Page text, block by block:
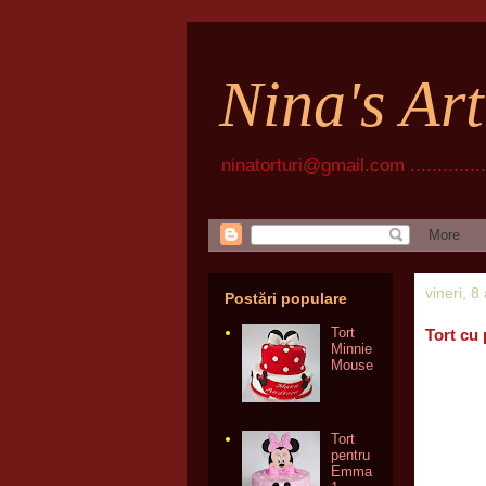
Nina's
ninatorturi@gmail.com
vineri, 8
Tort cu
Postări populare
Tort
Minnie
Mouse
Tort
pentru
Emma